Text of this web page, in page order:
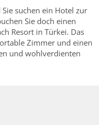
suchen ein Hotel zur
Sie doch einen
Resort in Türkei. Das
Zimmer und einen
und wohlverdienten